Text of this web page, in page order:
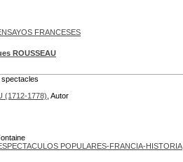
FRANCESES
ROUSSEAU
(1712-1778) , Autor
POPULARES-FRANCIA-HISTORIA